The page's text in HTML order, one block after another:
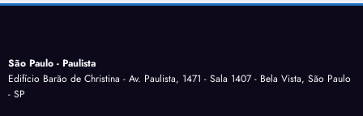
São Paulo - Paulista
Edifício Barão de Christina - Av. Paulista, 1471 - Sala 1407 - Bela Vista, São Paulo
- SP